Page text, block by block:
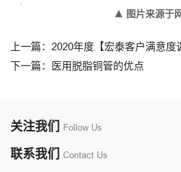
▲ 图片来源于
上一篇：2020年度【宏泰客户满意度
下一篇：医用脱脂铜管的优点
关注我们 Follow Us
联系我们 Contact Us